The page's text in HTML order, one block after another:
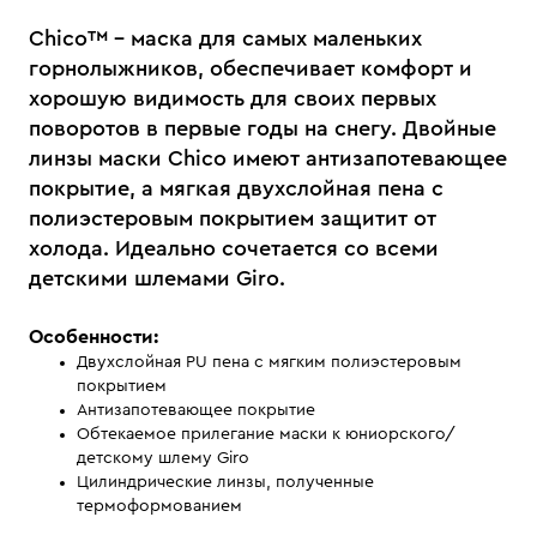
Chico™ - маска для самых маленьких
горнолыжников, обеспечивает комфорт и
хорошую видимость для своих первых
поворотов в первые годы на снегу. Двойные
линзы маски Chico имеют антизапотевающее
покрытие, а мягкая двухслойная пена с
полиэстеровым покрытием защитит от
холода. Идеально сочетается со всеми
детскими шлемами Giro.
Особенности:
Двухслойная PU пена с мягким полиэстеровым
покрытием
Антизапотевающее покрытие
Обтекаемое прилегание маски к юниорского/
детскому шлему Giro
Цилиндрические линзы, полученные
термоформованием